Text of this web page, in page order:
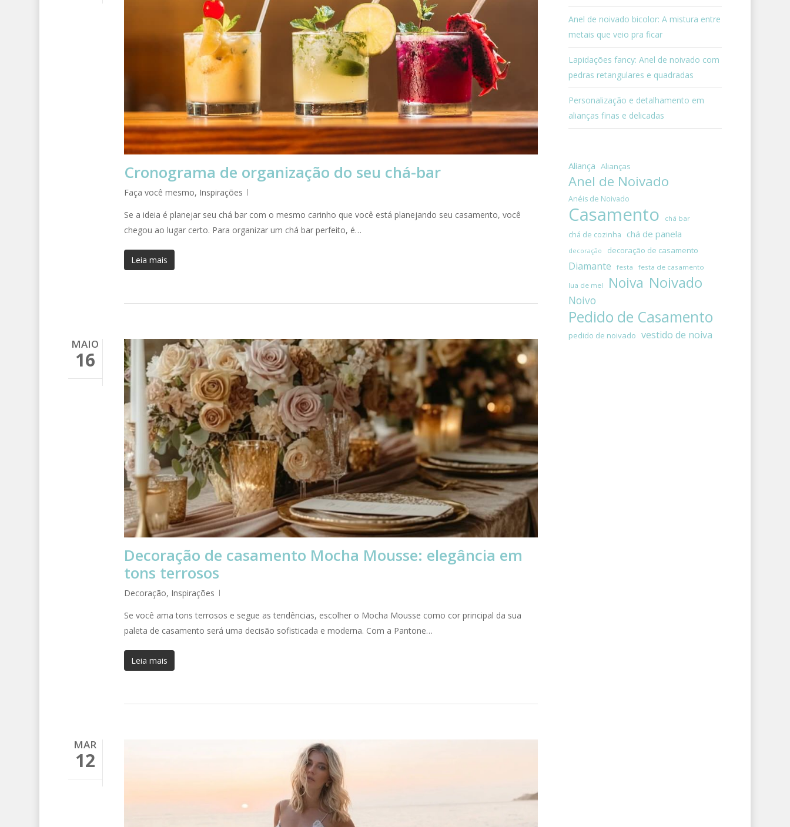
Cronograma de organização do seu chá-bar
Faça você mesmo, Inspirações
Se a ideia é planejar seu chá bar com o mesmo carinho que você está planejando seu casamento, você
chegou ao lugar certo. Para organizar um chá bar perfeito, é…
Leia mais
MAIO
16
Decoração de casamento Mocha Mousse: elegância em
tons terrosos
Decoração, Inspirações
Se você ama tons terrosos e segue as tendências, escolher o Mocha Mousse como cor principal da sua
paleta de casamento será uma decisão sofisticada e moderna. Com a Pantone…
Leia mais
MAR
12
Anel de noivado bicolor: A mistura entre
metais que veio pra ficar
Lapidações fancy: Anel de noivado com
pedras retangulares e quadradas
Personalização e detalhamento em
alianças finas e delicadas
Aliança Alianças
Anel de Noivado
Anéis de Noivado
Casamento chá bar
chá de cozinha chá de panela
decoração decoração de casamento
Diamante festa festa de casamento
lua de mel Noiva Noivado
Noivo
Pedido de Casamento
pedido de noivado vestido de noiva